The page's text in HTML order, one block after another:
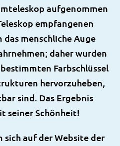
aufgenommen
empfangenen
menschliche Auge
daher wurden
Farbschlüssel
hervorzuheben,
sind. Das Ergebnis
seiner Schönheit!
auf der Website der